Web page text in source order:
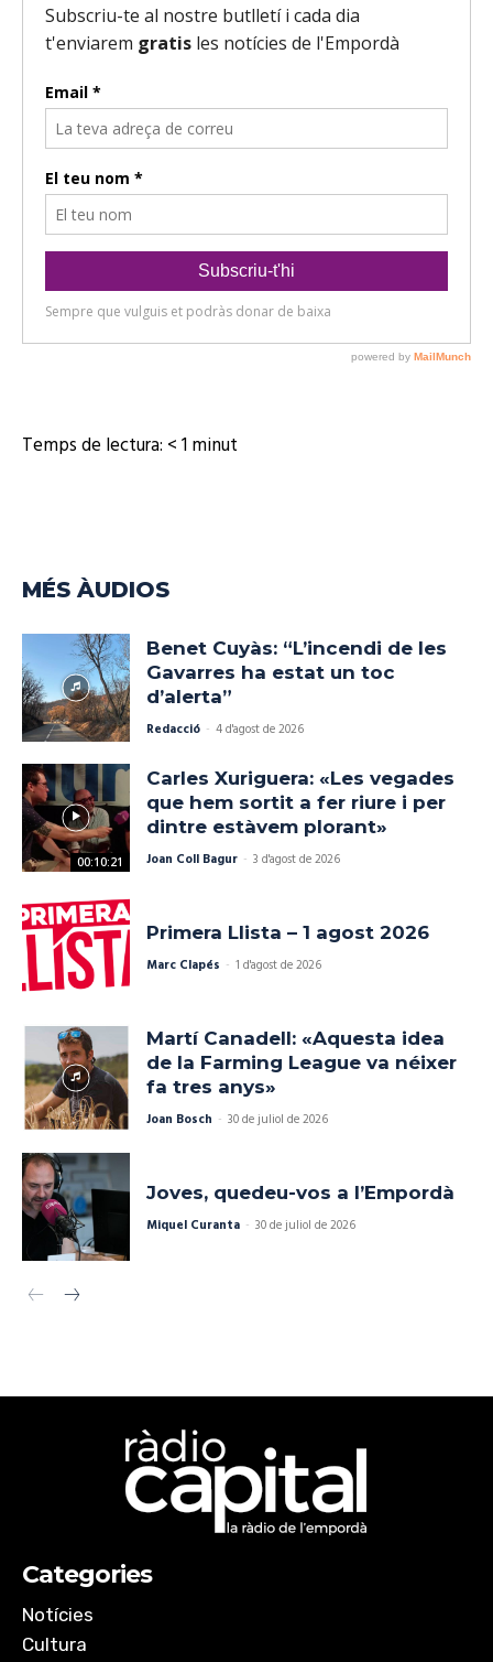
Temps de lectura: < 1minut
MÉS ÀUDIOS
Benet Cuyàs: “L’incendi de les
Gavarres ha estat un toc
d’alerta”
Redacció - 4 d'agost de 2026
00:10:21
Carles Xuriguera: «Les vegades
que hem sortit a fer riure i per
dintre estàvem plorant»
Joan Coll Bagur - 3 d'agost de 2026
Primera Llista – 1 agost 2026
Marc Clapés - 1 d'agost de 2026
Martí Canadell: «Aquesta idea
de la Farming League va néixer
fa tres anys»
Joan Bosch - 30 de juliol de 2026
Joves, quedeu-vos a l’Empordà
Miquel Curanta - 30 de juliol de 2026
Categories
Notícies
Cultura